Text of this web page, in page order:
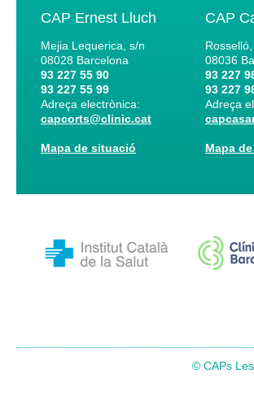
CAP Ernest Lluch
Mejia Lequerica, s/n
08028 Barcelona
93 227 55 90
93 227 55 99
Adreça electrònica:
capcorts@clinic.cat
Mapa de situació
CAP
Rosselló,
08036
93 227
93 227
Adreça
Mapa
© CAPs